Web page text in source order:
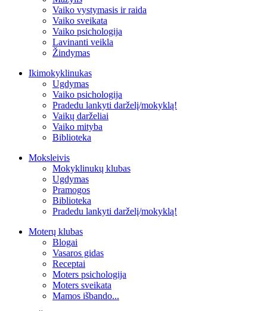
Vaiko vystymasis ir raida
Vaiko sveikata
Vaiko psichologija
Lavinanti veikla
Žindymas
Ikimokyklinukas
Ugdymas
Vaiko psichologija
Pradedu lankyti darželį/mokyklą!
Vaikų darželiai
Vaiko mityba
Biblioteka
Moksleivis
Mokyklinukų klubas
Ugdymas
Pramogos
Biblioteka
Pradedu lankyti darželį/mokyklą!
Moterų klubas
Blogai
Vasaros gidas
Receptai
Moters psichologija
Moters sveikata
Mamos išbando...